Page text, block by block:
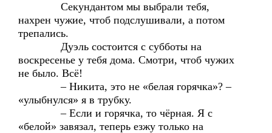
Секундантом мы выбрали тебя,
нахрен чужие, чтоб подслушивали, а потом
трепались.
Дуэль состоится с субботы на
воскресенье у тебя дома. Смотри, чтоб чужих
не было. Всё!
– Никита, это не «белая горячка»? –
«улыбнулся» я в трубку.
– Если и горячка, то чёрная. Я с
«белой» завязал, теперь езжу только на